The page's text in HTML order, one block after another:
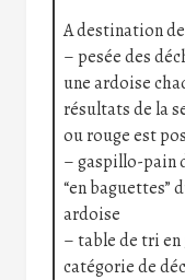
A destination
– pesée des
une ardoise
résultats de la
ou rouge est
– gaspillo-pain
“en baguettes”
ardoise
– table de tri en
catégorie de